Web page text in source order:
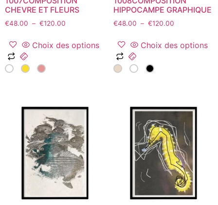
CHEVRE ET FLEURS
€48.00 – €120.00
prix :
€48.00
Choix des options
Ce
produit
options
peuvent
être
choisies
sur
page
HIPPOCAMPE GRAPHIQUE
€48.00 – €120.00Plage
prix :
€48.00
Choix des options
Ce
produit
Les
options
peuvent
être
choisies
sur
page